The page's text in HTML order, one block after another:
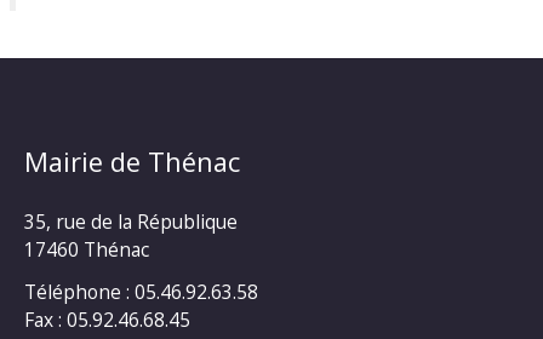
Mairie de Thénac
35, rue de la République
17460 Thénac
Téléphone : 05.46.92.63.58
Fax : 05.92.46.68.45